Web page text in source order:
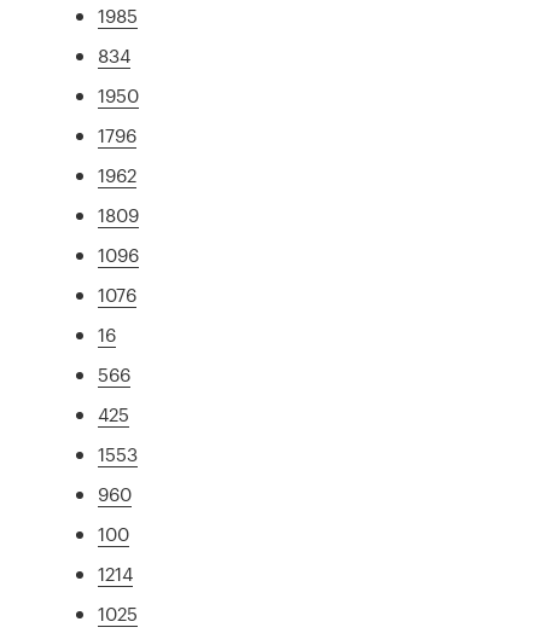
1985
834
1950
1796
1962
1809
1096
1076
16
566
425
1553
960
100
1214
1025